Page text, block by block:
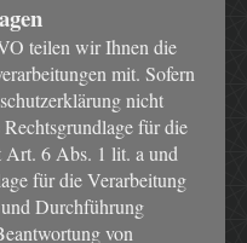
teilen wir Ihnen die
mit. Sofern
nicht
für die
6 Abs. 1 lit. a und
für die Verarbeitung
Durchführung
von